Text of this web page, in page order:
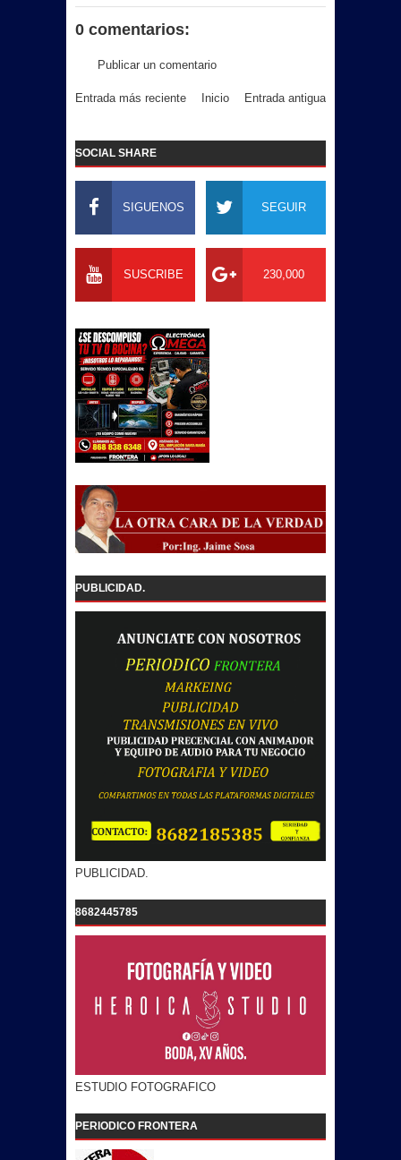
0 comentarios:
Publicar un comentario
Entrada más reciente Entrada antigua
Inicio
SOCIAL SHARE
SIGUENOS SEGUIR
SUSCRIBE 230,000
PUBLICIDAD.
PUBLICIDAD.
8682445785
ESTUDIO FOTOGRAFICO
PERIODICO FRONTERA